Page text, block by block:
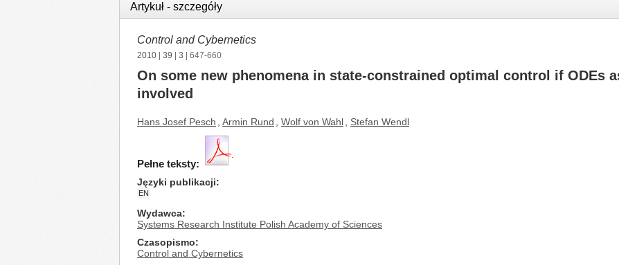
Artykuł - szczegóły
Control and Cybernetics
2010 39 3 | 647-660
On some new phenomena in state-constrained optimal control if ODEs
involved
Hans Josef Pesch Armin Rund Wolf von Wahl Stefan Wendl
Pełne teksty:
Języki publikacji
EN
Wydawca
Systems Research Institute Polish Academy of Sciences
Czasopismo
Control and Cybernetics